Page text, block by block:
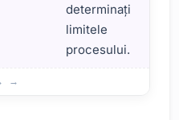
determinați
limitele
procesului.